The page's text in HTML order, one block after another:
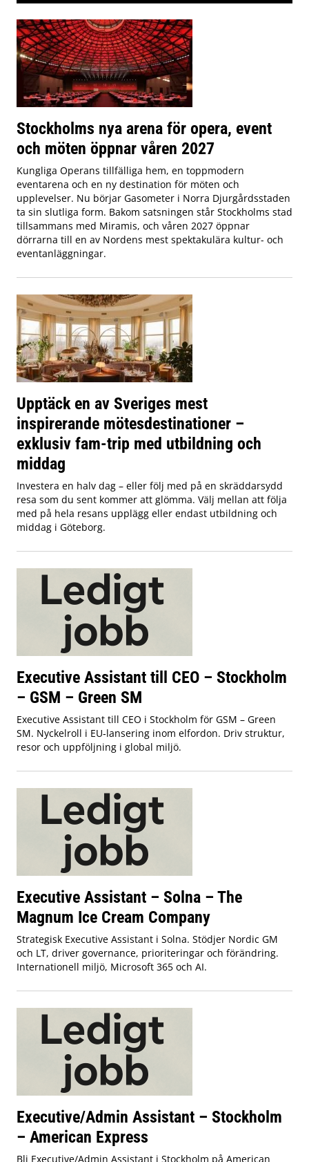
Stockholms nya arena för opera, event
och möten öppnar våren 2027
Kungliga Operans tillfälliga hem, en toppmodern
eventarena och en ny destination för möten och
upplevelser. Nu börjar Gasometer i Norra Djurgårdsstaden
ta sin slutliga form. Bakom satsningen står Stockholms stad
tillsammans med Miramis, och våren 2027 öppnar
dörrarna till en av Nordens mest spektakulära kultur- och
eventanläggningar.
Upptäck en av Sveriges mest
inspirerande mötesdestinationer –
exklusiv fam-trip med utbildning och
middag
Investera en halv dag – eller följ med på en skräddarsydd
resa som du sent kommer att glömma. Välj mellan att följa
med på hela resans upplägg eller endast utbildning och
middag i Göteborg.
Executive Assistant till CEO – Stockholm
– GSM – Green SM
Executive Assistant till CEO i Stockholm för GSM – Green
SM. Nyckelroll i EU‑lansering inom elfordon. Driv struktur,
resor och uppföljning i global miljö.
Executive Assistant – Solna – The
Magnum Ice Cream Company
Strategisk Executive Assistant i Solna. Stödjer Nordic GM
och LT, driver governance, prioriteringar och förändring.
Internationell miljö, Microsoft 365 och AI.
Executive/Admin Assistant – Stockholm
– American Express
Bli Executive/Admin Assistant i Stockholm på American